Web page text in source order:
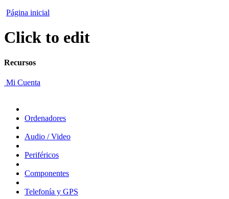
Página inicial
Click to edit
Recursos
Mi Cuenta
Ordenadores
Audio / Video
Periféricos
Componentes
Telefonía y GPS